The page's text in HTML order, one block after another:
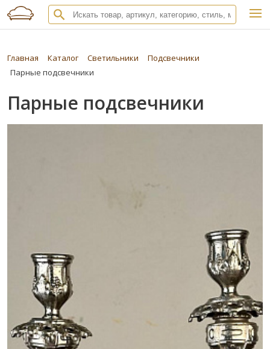
Главная Каталог Светильники
Подсвечники
Парные подсвечники
Парные подсвечники